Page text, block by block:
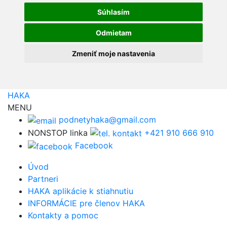
Súhlasím
Odmietam
Zmeniť moje nastavenia
HAKA
MENU
podnetyhaka@gmail.com
NONSTOP linka
+421 910 666 910
Facebook
Úvod
Partneri
HAKA aplikácie k stiahnutiu
INFORMÁCIE pre členov HAKA
Kontakty a pomoc